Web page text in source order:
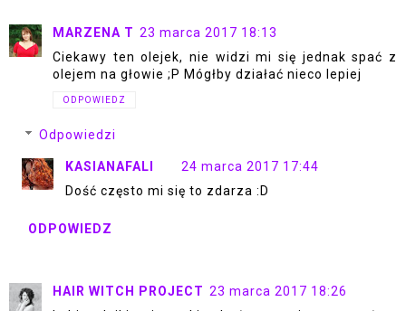
MARZENA T 23 marca 2017 18:13
Ciekawy ten olejek, nie widzi mi się jednak spać z
olejem na głowie ;P Mógłby działać nieco lepiej
ODPOWIEDZ
Odpowiedzi
KASIANAFALI
24 marca 2017 17:44
Dość często mi się to zdarza :D
ODPOWIEDZ
HAIR WITCH PROJECT 23 marca 2017 18:26